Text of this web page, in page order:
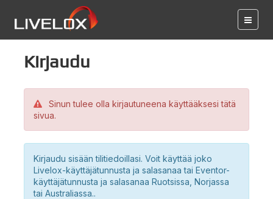
Kirjaudu
Sinun tulee olla kirjautuneena käyttääksesi tätä
sivua.
Kirjaudu sisään tilitiedoillasi. Voit käyttää joko
Livelox-käyttäjätunnusta ja salasanaa tai Eventor-
käyttäjätunnusta ja salasanaa Ruotsissa, Norjassa
tai Australiassa..